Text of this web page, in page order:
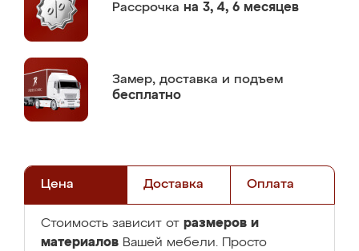
Рассрочка на 3, 4, 6 месяцев
Замер, доставка и подъем
бесплатно
Цена Доставка Оплата
Стоимость зависит от размеров и
материалов Вашей мебели. Просто